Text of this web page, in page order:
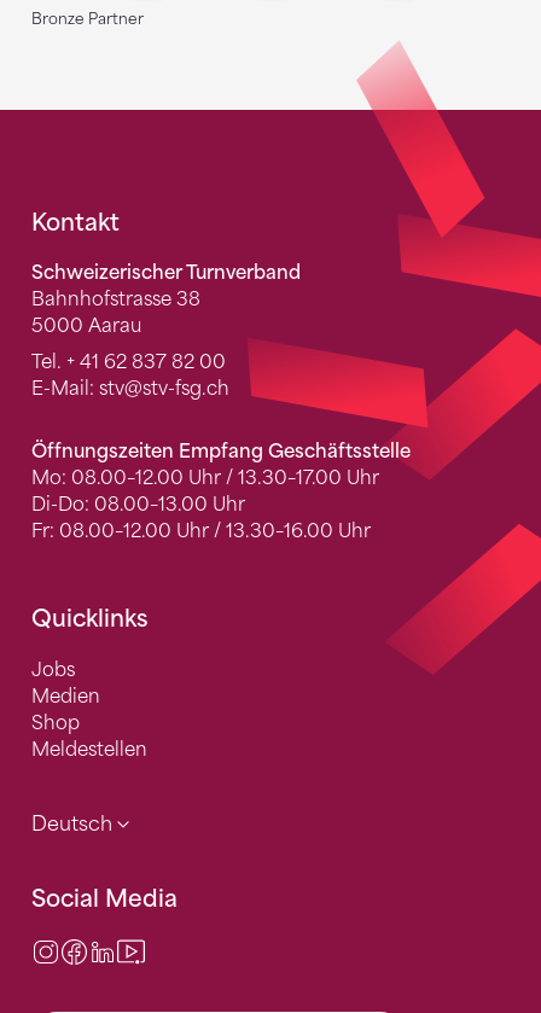
Bronze Partner
Fusszeile
Kontakt
Schweizerischer Turnverband
Bahnhofstrasse 38
5000 Aarau
Tel. + 41 62 837 82 00
E-Mail: stv@stv-fsg.ch
Öffnungszeiten Empfang Geschäftsstelle
Mo: 08.00–12.00 Uhr / 13.30–17.00 Uhr
Di-Do: 08.00–13.00 Uhr
Fr: 08.00–12.00 Uhr / 13.30–16.00 Uhr
Quicklinks
Jobs
Medien
Shop
Meldestellen
Deutsch
Social Media
Instagram
Facebook
LinkedIn